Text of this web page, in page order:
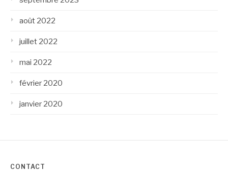
août 2022
juillet 2022
mai 2022
février 2020
janvier 2020
CONTACT